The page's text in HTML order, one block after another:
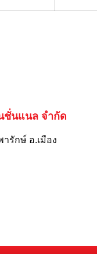
ชั่นแนล จำกัด
ารักษ์ อ.เมือง